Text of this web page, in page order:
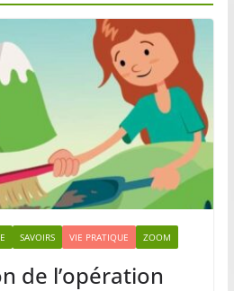
SAVOIRS VIE PRATIQUE ZOOM
de l’opération